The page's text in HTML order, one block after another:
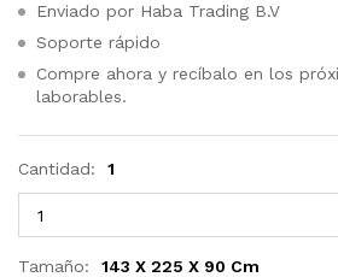
Enviado por Haba Trading B.V
Soporte rápido
Compre ahora y recíbalo en los
laborables.
Cantidad: 1
Tamaño: 143 X 225 X 90 Cm